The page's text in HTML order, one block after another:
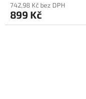
742,98 Kč bez DPH
899 Kč